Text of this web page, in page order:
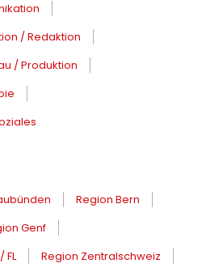
/ Redaktion
/ Produktion
Region Bern
Genf
FL
Region Zentralschweiz